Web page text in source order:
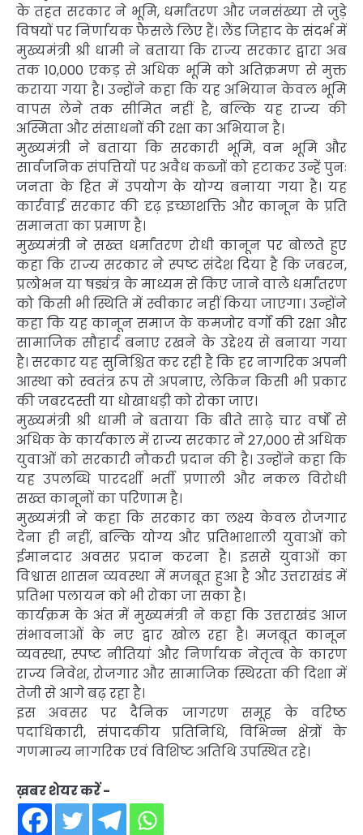
के तहत सरकार ने भूमि, धर्मांतरण और जनसंख्या से जुड़े
विषयों पर निर्णायक फैसले लिए हैं। लैंड जिहाद के संदर्भ में
मुख्यमंत्री श्री धामी ने बताया कि राज्य सरकार द्वारा अब
तक 10,000 एकड़ से अधिक भूमि को अतिक्रमण से मुक्त
कराया गया है। उन्होंने कहा कि यह अभियान केवल भूमि
वापस लेने तक सीमित नहीं है, बल्कि यह राज्य की
अस्मिता और संसाधनों की रक्षा का अभियान है।
मुख्यमंत्री ने बताया कि सरकारी भूमि, वन भूमि और
सार्वजनिक संपत्तियों पर अवैध कब्जों को हटाकर उन्हें पुनः
जनता के हित में उपयोग के योग्य बनाया गया है। यह
कार्रवाई सरकार की दृढ़ इच्छाशक्ति और कानून के प्रति
समानता का प्रमाण है।
मुख्यमंत्री ने सख्त धर्मांतरण रोधी कानून पर बोलते हुए
कहा कि राज्य सरकार ने स्पष्ट संदेश दिया है कि जबरन,
प्रलोभन या षड्यंत्र के माध्यम से किए जाने वाले धर्मांतरण
को किसी भी स्थिति में स्वीकार नहीं किया जाएगा। उन्होंने
कहा कि यह कानून समाज के कमजोर वर्गों की रक्षा और
सामाजिक सौहार्द बनाए रखने के उद्देश्य से बनाया गया
है। सरकार यह सुनिश्चित कर रही है कि हर नागरिक अपनी
आस्था को स्वतंत्र रूप से अपनाए, लेकिन किसी भी प्रकार
की जबरदस्ती या धोखाधड़ी को रोका जाए।
मुख्यमंत्री श्री धामी ने बताया कि बीते साढ़े चार वर्षों से
अधिक के कार्यकाल में राज्य सरकार ने 27,000 से अधिक
युवाओं को सरकारी नौकरी प्रदान की है। उन्होंने कहा कि
यह उपलब्धि पारदर्शी भर्ती प्रणाली और नकल विरोधी
सख्त कानूनों का परिणाम है।
मुख्यमंत्री ने कहा कि सरकार का लक्ष्य केवल रोजगार
देना ही नहीं, बल्कि योग्य और प्रतिभाशाली युवाओं को
ईमानदार अवसर प्रदान करना है। इससे युवाओं का
विश्वास शासन व्यवस्था में मजबूत हुआ है और उत्तराखंड में
प्रतिभा पलायन को भी रोका जा सका है।
कार्यक्रम के अंत में मुख्यमंत्री ने कहा कि उत्तराखंड आज
संभावनाओं के नए द्वार खोल रहा है। मजबूत कानून
व्यवस्था, स्पष्ट नीतियां और निर्णायक नेतृत्व के कारण
राज्य निवेश, रोजगार और सामाजिक स्थिरता की दिशा में
तेजी से आगे बढ़ रहा है।
इस अवसर पर दैनिक जागरण समूह के वरिष्ठ
पदाधिकारी, संपादकीय प्रतिनिधि, विभिन्न क्षेत्रों के
गणमान्य नागरिक एवं विशिष्ट अतिथि उपस्थित रहे।
ख़बर शेयर करें -